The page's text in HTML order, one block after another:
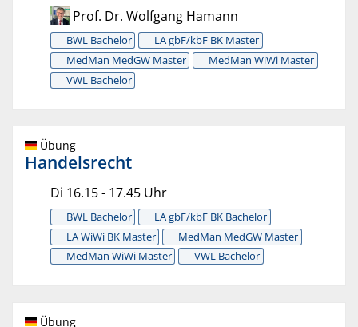
Prof. Dr. Wolfgang Hamann
BWL Bachelor
LA gbF/kbF BK Master
MedMan MedGW Master
MedMan WiWi Master
VWL Bachelor
Übung
Handelsrecht
Di 16.15 - 17.45 Uhr
BWL Bachelor
LA gbF/kbF BK Bachelor
LA WiWi BK Master
MedMan MedGW Master
MedMan WiWi Master
VWL Bachelor
Übung